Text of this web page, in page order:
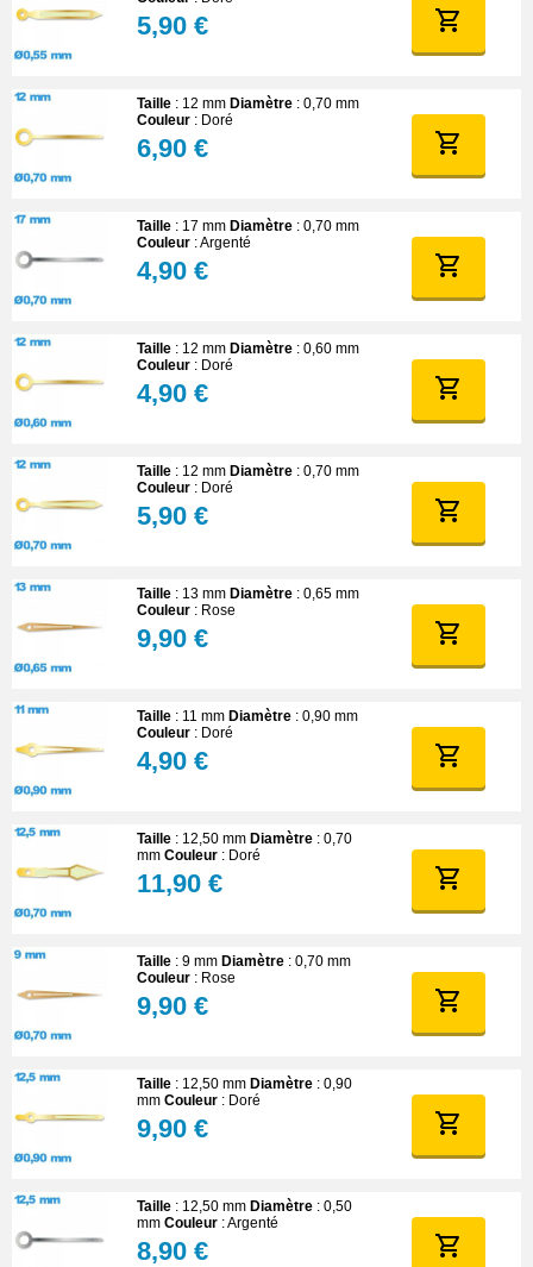
5,90 €
Taille : 12 mm Diamètre : 0,70 mm
Couleur : Doré
6,90 €
Taille : 17 mm Diamètre : 0,70 mm
Couleur : Argenté
4,90 €
Taille : 12 mm Diamètre : 0,60 mm
Couleur : Doré
4,90 €
Taille : 12 mm Diamètre : 0,70 mm
Couleur : Doré
5,90 €
Taille : 13 mm Diamètre : 0,65 mm
Couleur : Rose
9,90 €
Taille : 11 mm Diamètre : 0,90 mm
Couleur : Doré
4,90 €
Taille : 12,50 mm Diamètre : 0,70
mm Couleur : Doré
11,90 €
Taille : 9 mm Diamètre : 0,70 mm
Couleur : Rose
9,90 €
Taille : 12,50 mm Diamètre : 0,90
mm Couleur : Doré
9,90 €
Taille : 12,50 mm Diamètre : 0,50
mm Couleur : Argenté
8,90 €